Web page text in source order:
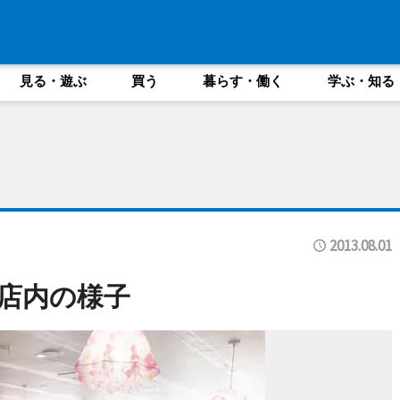
見る・遊ぶ 買う 暮らす・働く 学ぶ・知る
2013.08.01
内の様子